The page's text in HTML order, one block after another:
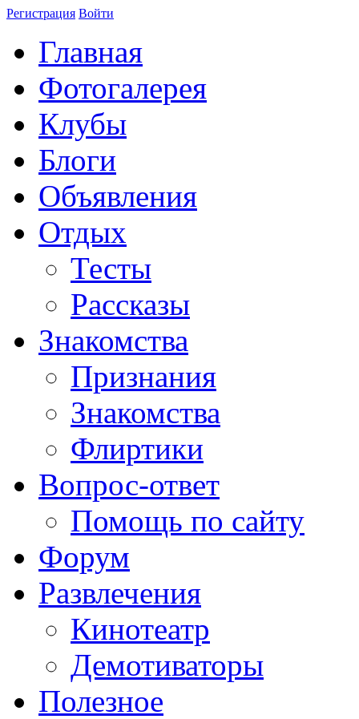
Регистрация Войти
Главная
Фотогалерея
Клубы
Блоги
Объявления
Отдых
Тесты
Рассказы
Знакомства
Признания
Знакомства
Флиртики
Вопрос-ответ
Помощь по сайту
Форум
Развлечения
Кинотеатр
Демотиваторы
Полезное